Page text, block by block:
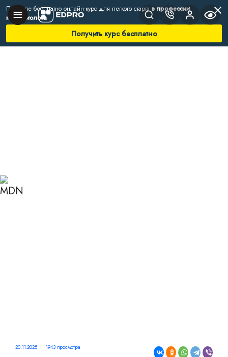
Получите бесплатно онлайн-курс для легкого стартав профессии
нутрициолога
Получить курс бесплатно
20.11.2025 | 1943 просмотра